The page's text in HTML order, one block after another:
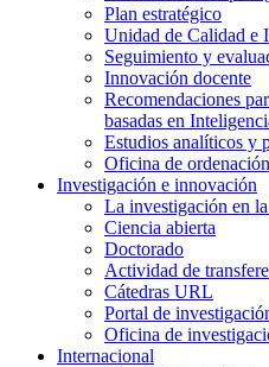
Plan estratégico
Unidad de Calidad e
Seguimiento y
Innovación docente
Recomendaciones
basadas en
Estudios analíticos y
Oficina de
Investigación e innovación
La investigación en
Ciencia abierta
Doctorado
Actividad de
Cátedras URL
Portal de
Oficina de
Internacional